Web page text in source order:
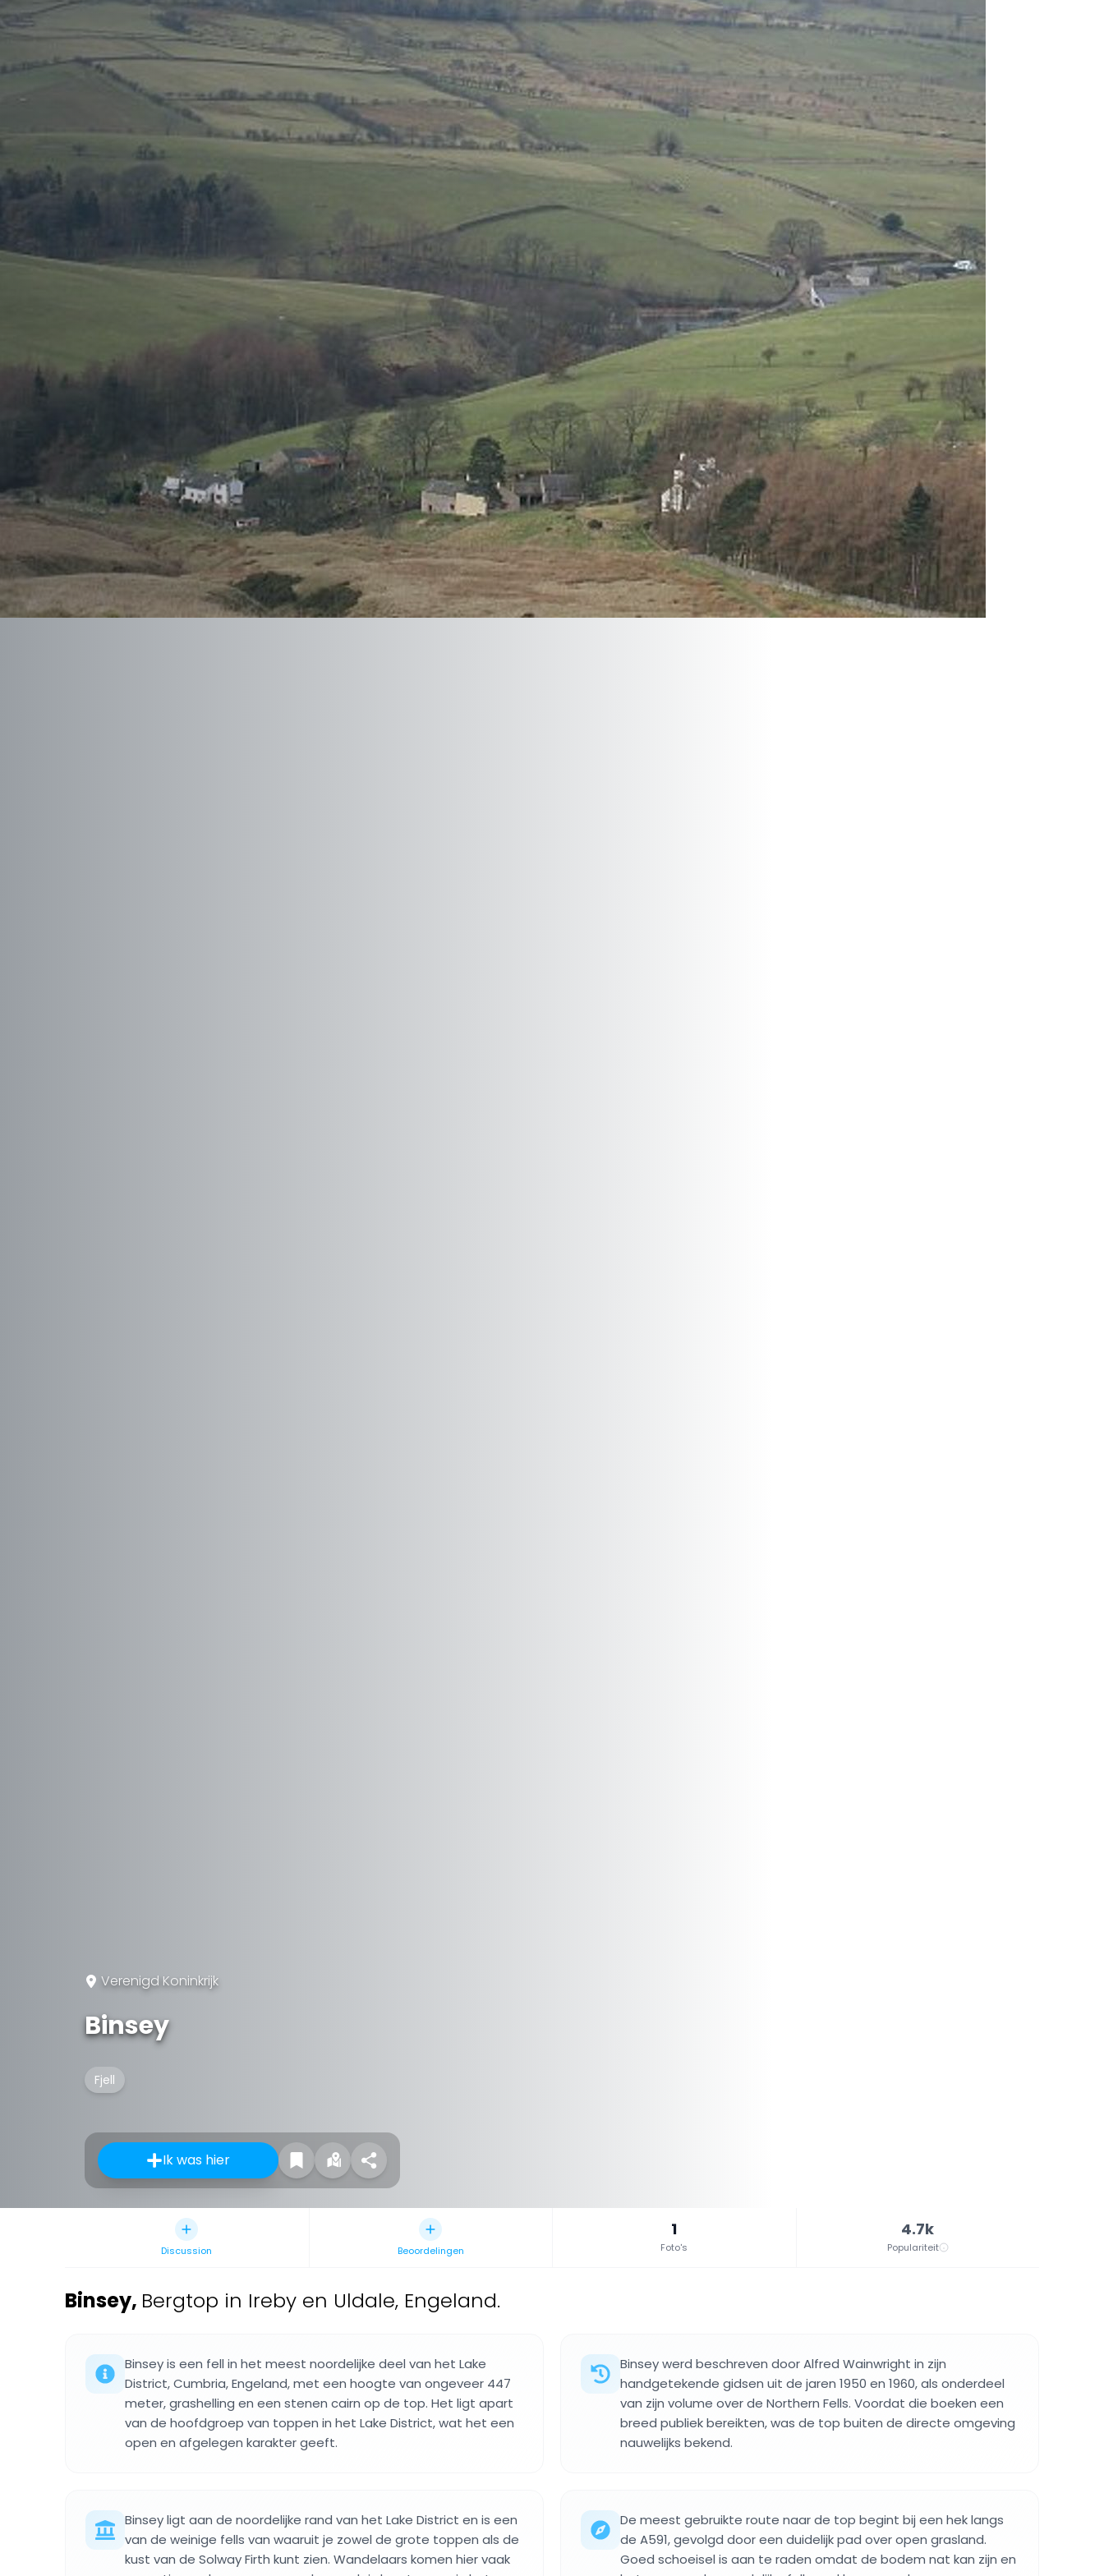
Verenigd Koninkrijk
Binsey
Fjell
Ik was hier
Discussion Beoordelingen
1
Foto's
4.7k
Populariteit
Binsey, Bergtop in Ireby en Uldale, Engeland.
Binsey is een fell in het meest noordelijke deel van het Lake
District, Cumbria, Engeland, met een hoogte van ongeveer 447
meter, grashelling en een stenen cairn op de top. Het ligt apart
van de hoofdgroep van toppen in het Lake District, wat het een
open en afgelegen karakter geeft.
Binsey werd beschreven door Alfred Wainwright in zijn
handgetekende gidsen uit de jaren 1950 en 1960, als onderdeel
van zijn volume over de Northern Fells. Voordat die boeken een
breed publiek bereikten, was de top buiten de directe omgeving
nauwelijks bekend.
Binsey ligt aan de noordelijke rand van het Lake District en is een
van de weinige fells van waaruit je zowel de grote toppen als de
kust van de Solway Firth kunt zien. Wandelaars komen hier vaak
De meest gebruikte route naar de top begint bij een hek langs
de A591, gevolgd door een duidelijk pad over open grasland.
Goed schoeisel is aan te raden omdat de bodem nat kan zijn en